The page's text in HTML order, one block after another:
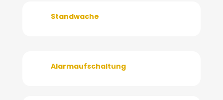
Standwache
Alarmaufschaltung